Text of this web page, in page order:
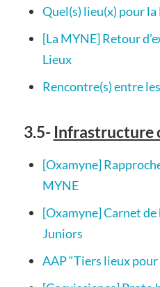
Quel(s) lieu(x) pour la
[La MYNE] Retour
Lieux
Rencontre(s) entre
3.5- Infrastructure
[Oxamyne]
MYNE
[Oxamyne] Carnet
Juniors
AAP “Tiers lieux pour